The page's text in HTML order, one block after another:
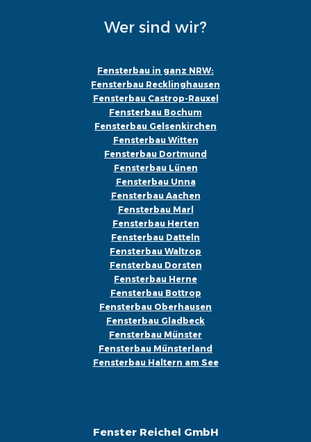
Wer sind wir?
Fensterbau in ganz NRW:
Fensterbau Recklinghausen
Fensterbau Castrop-Rauxel
Fensterbau Bochum
Fensterbau Gelsenkirchen
Fensterbau Witten
Fensterbau Dortmund
Fensterbau Lünen
Fensterbau Unna
Fensterbau Aachen
Fensterbau Marl
Fensterbau Herten
Fensterbau Datteln
Fensterbau Waltrop
Fensterbau Dorsten
Fensterbau Herne
Fensterbau Bottrop
Fensterbau Oberhausen
Fensterbau Gladbeck
Fensterbau Münster
Fensterbau Münsterland
Fensterbau Haltern am See
Fenster Reichel GmbH